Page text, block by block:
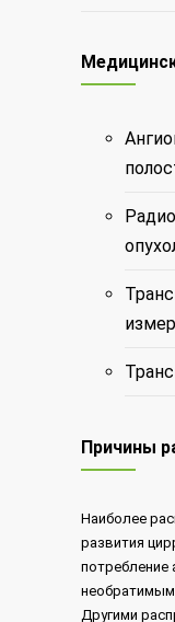
Причины
Наиболее
развития
потребление
необратимым
Другими